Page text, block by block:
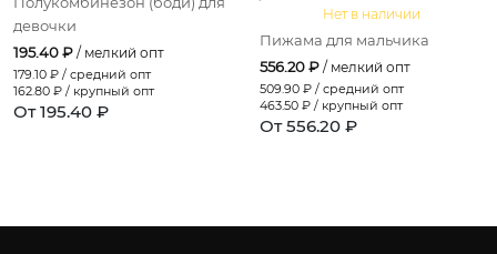
девочки
195.40 ₽ / мелкий опт
179.10 ₽ / средний опт
162.80 ₽ / крупный опт
От 195.40 ₽
Нет в наличии
Пижама для мальчика
556.20 ₽ / мелкий опт
509.90 ₽ / средний опт
463.50 ₽ / крупный опт
От 556.20 ₽